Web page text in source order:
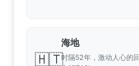
🇭🇹
海地
时隔52年，激动人心的